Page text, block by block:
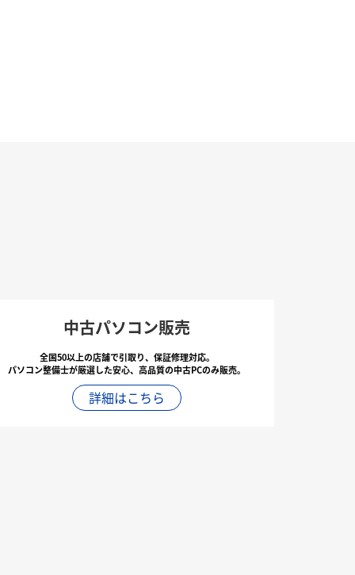
中古パソコン販売
全国50以上の店舗で引取り、保証修理対応。
パソコン整備士が厳選した安心、高品質の中古PCのみ販売。
詳細はこちら